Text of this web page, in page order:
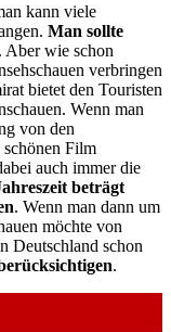
kann viele
Man sollte
. Aber wie schon
verbringen
bietet den Touristen
Wenn man
von den
Film
auch immer die
beträgt
. Wenn man dann um
möchte von
Deutschland schon
.